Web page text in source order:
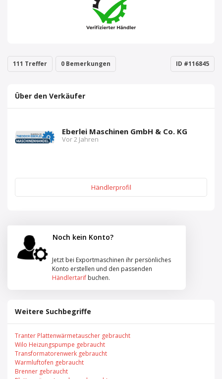
111 Treffer 0 Bemerkungen ID #116845
Über den Verkäufer
Eberlei Maschinen GmbH & Co. KG
Vor 2 Jahren
Händlerprofil
Noch kein Konto?
Jetzt bei Exportmaschinen ihr persönliches
Konto erstellen und den passenden
Händlertarif buchen.
Weitere Suchbegriffe
Tranter Plattenwärmetauscher gebraucht
Wilo Heizungspumpe gebraucht
Transformatorenwerk gebraucht
Warmluftofen gebraucht
Brenner gebraucht